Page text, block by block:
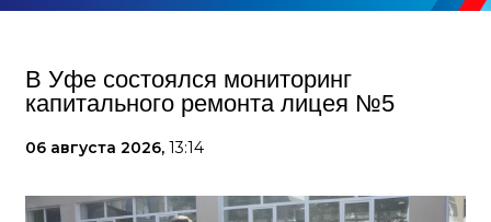
В Уфе состоялся мониторинг
капитального ремонта лицея №5
06 августа 2026, 13:14